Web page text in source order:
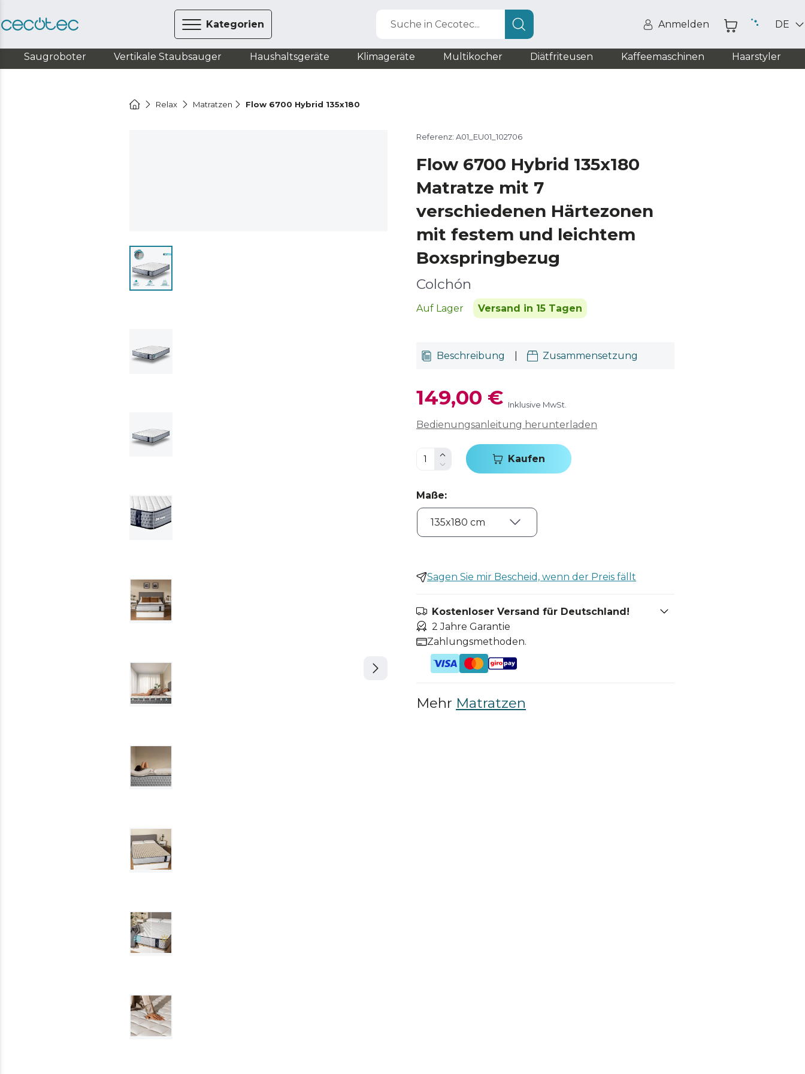
Kategorien Suche in Cecotec... Anmelden DE
Saugroboter Vertikale Staubsauger Haushaltsgeräte Klimageräte Multikocher Diätfriteusen Kaffeemaschinen Haarstyler
Relax Matratzen Flow 6700 Hybrid 135x180
Referenz: A01_EU01_102706
Flow 6700 Hybrid 135x180
Matratze mit 7
verschiedenen Härtezonen
mit festem und leichtem
Boxspringbezug
Colchón
Auf Lager Versand in 15 Tagen
Beschreibung Zusammensetzung
149,00 € Inklusive MwSt.
Bedienungsanleitung herunterladen
Kaufen
Maße:
Sagen Sie mir Bescheid, wenn der Preis fällt
Kostenloser Versand für Deutschland!
2 Jahre Garantie
Zahlungsmethoden.
Mehr Matratzen